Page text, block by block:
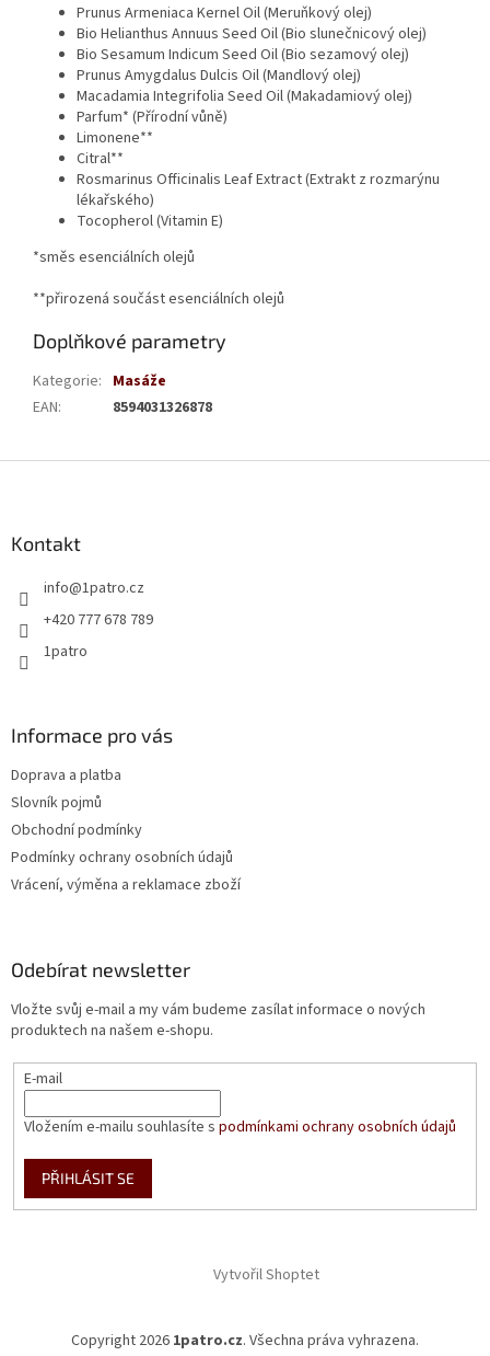
Prunus Armeniaca Kernel Oil (Meruňkový olej)
Bio Helianthus Annuus Seed Oil (Bio slunečnicový olej)
Bio Sesamum Indicum Seed Oil (Bio sezamový olej)
Prunus Amygdalus Dulcis Oil (Mandlový olej)
Macadamia Integrifolia Seed Oil (Makadamiový olej)
Parfum* (Přírodní vůně)
Limonene**
Citral**
Rosmarinus Officinalis Leaf Extract (Extrakt z rozmarýnu
lékařského)
Tocopherol (Vitamin E)
*směs esenciálních olejů
**přirozená součást esenciálních olejů
Doplňkové parametry
Kategorie: Masáže
EAN: 8594031326878
Kontakt
info@1patro.cz
+420 777 678 789
1patro
Informace pro vás
Doprava a platba
Slovník pojmů
Obchodní podmínky
Podmínky ochrany osobních údajů
Vrácení, výměna a reklamace zboží
Odebírat newsletter
Vložte svůj e-mail a my vám budeme zasílat informace o nových
produktech na našem e-shopu.
E-mail
Vložením e-mailu souhlasíte s podmínkami ochrany osobních údajů
PŘIHLÁSIT SE
Vytvořil Shoptet
Copyright 2026 1patro.cz. Všechna práva vyhrazena.